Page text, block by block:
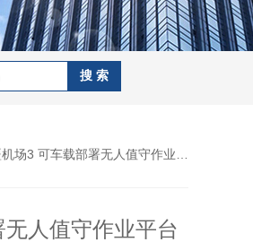
场3 可车载部署无人值守作业平台
人值守作业平台